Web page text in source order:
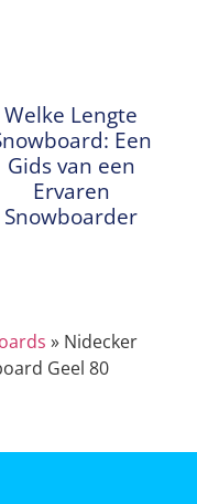
Welke Lengte
Een
Gids van een
Ervaren
Snowboarder
» Nidecker
Geel 80